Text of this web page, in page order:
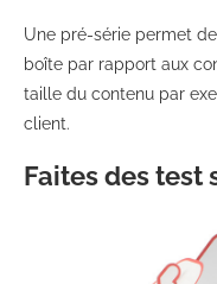
Une pré-série permet
boîte par rapport aux
taille du contenu par
client.
Faites des test